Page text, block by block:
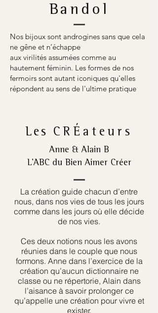
Bandol
Nos bijoux sont androgines sans que cela
ne gêne et n’échappe
aux virilités assumées comme au
hautement féminin. Les formes de nos
fermoirs sont autant iconiques qu'elles
répondent au sens de l'ultime pratique
Les CRÉateurs
Anne & Alain B
L’ABC du Bien Aimer Créer
La création guide chacun d’entre
nous, dans nos vies de tous les jours
comme dans les jours où elle décide
de nos vies.
Ces deux notions nous les avons
réunies dans le couple que nous
formons. Anne dans l’exercice de la
création qu’aucun dictionnaire ne
classe ou ne répertorie, Alain dans
l’aisance à savoir prolonger ce
qu’appelle une création pour vivre et
exister.